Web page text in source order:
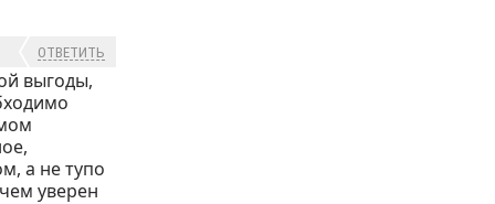
ОТВЕТИТЬ
выгоды,
а не тупо
уверен